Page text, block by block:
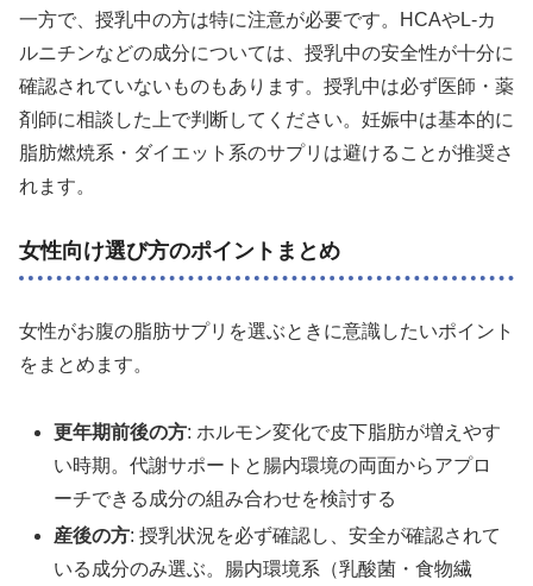
一方で、授乳中の方は特に注意が必要です。HCAやL-カ
ルニチンなどの成分については、授乳中の安全性が十分に
確認されていないものもあります。授乳中は必ず医師・薬
剤師に相談した上で判断してください。妊娠中は基本的に
脂肪燃焼系・ダイエット系のサプリは避けることが推奨さ
れます。
女性向け選び方のポイントまとめ
女性がお腹の脂肪サプリを選ぶときに意識したいポイント
をまとめます。
更年期前後の方: ホルモン変化で皮下脂肪が増えやす
い時期。代謝サポートと腸内環境の両面からアプロ
ーチできる成分の組み合わせを検討する
産後の方: 授乳状況を必ず確認し、安全が確認されて
いる成分のみ選ぶ。腸内環境系（乳酸菌・食物繊